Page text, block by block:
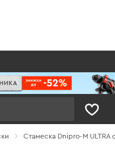
Стамеска Dnipro-M